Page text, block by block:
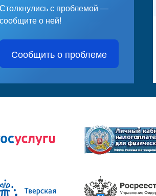
Столкнулись с проблемой —
сообщите о ней!
Сообщить о проблеме